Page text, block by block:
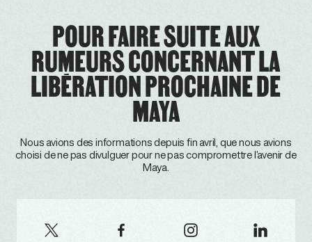
POUR FAIRE SUITE AUX
RUMEURS CONCERNANT LA
LIBÉRATION PROCHAINE DE
MAYA
Nous avions des informations depuis fin avril, que nous avions
choisi de ne pas divulguer pour ne pas compromettre l’avenir de
Maya.